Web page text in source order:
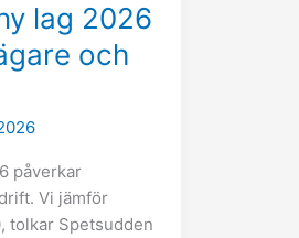
lag 2026
och
påverkar
Vi jämför
tolkar Spetsudden